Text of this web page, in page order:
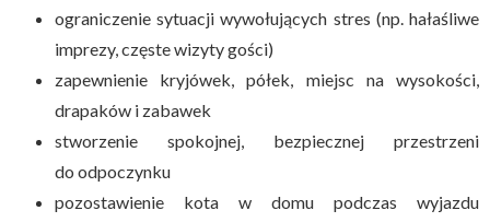
ograniczenie sytuacji wywołujących stres (np. hałaśliwe
imprezy, częste wizyty gości)
zapewnienie kryjówek, półek, miejsc na wysokości,
drapaków i zabawek
stworzenie spokojnej, bezpiecznej przestrzeni
do odpoczynku
pozostawienie kota w domu podczas wyjazdu